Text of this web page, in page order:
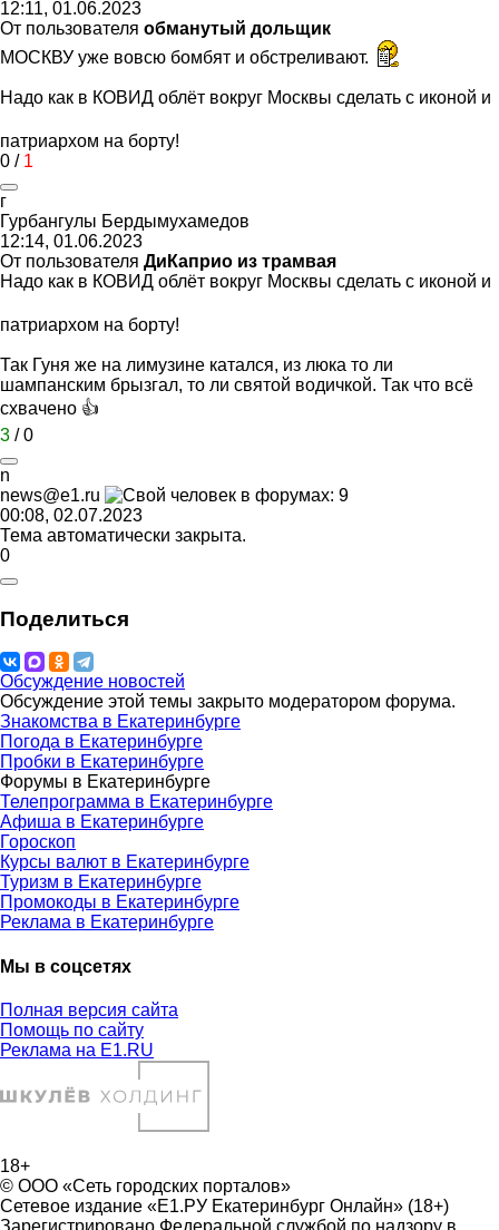
12:11, 01.06.2023
От пользователя обманутый дольщик
МОСКВУ уже вовсю бомбят и обстреливают.
Надо как в КОВИД облёт вокруг Москвы сделать с иконой и
патриархом на борту!
0 / 1
г
Гурбангулы Бердымухамедoв
12:14, 01.06.2023
От пользователя ДиКаприо из трамвая
Надо как в КОВИД облёт вокруг Москвы сделать с иконой и
патриархом на борту!
Так Гуня же на лимузине катался, из люка то ли
шампанским брызгал, то ли святой водичкой. Так что всё
схвачено 👍
3 /0
n
news@e1.ru
00:08, 02.07.2023
Тема автоматически закрыта.
0
Поделиться
Обсуждение новостей
Обсуждение этой темы закрыто модератором форума.
Знакомства в Екатеринбурге
Погода в Екатеринбурге
Пробки в Екатеринбурге
Форумы в Екатеринбурге
Телепрограмма в Екатеринбурге
Афиша в Екатеринбурге
Гороскоп
Курсы валют в Екатеринбурге
Туризм в Екатеринбурге
Промокоды в Екатеринбурге
Реклама в Екатеринбурге
Мы в соцсетях
Полная версия сайта
Помощь по сайту
Реклама на E1.RU
18+
© ООО «Сеть городских порталов»
Сетевое издание «Е1.РУ Екатеринбург Онлайн» (18+)
Зарегистрировано Федеральной службой по надзору в